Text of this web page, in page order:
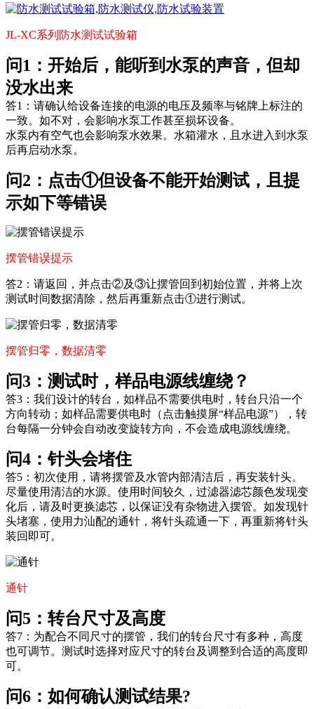
JL-XC系列防水测试试验箱
问1：开始后，能听到水泵的声音，但却
没水出来
答1：请确认给设备连接的电源的电压及频率与铭牌上标注的
一致。如不对，会影响水泵工作甚至损坏设备。
水泵内有空气也会影响泵水效果。水箱灌水，且水进入到水泵
后再启动水泵。
问2：点击①但设备不能开始测试，且提
示如下等错误
摆管错误提示
答2：请返回，并点击②及③让摆管回到初始位置，并将上次
测试时间数据清除，然后再重新点击①进行测试。
摆管归零，数据清零
问3：测试时，样品电源线缠绕？
答3：我们设计的转台，如样品不需要供电时，转台只沿一个
方向转动；如样品需要供电时（点击触摸屏“样品电源”），转
台每隔一分钟会自动改变旋转方向，不会造成电源线缠绕。
问4：针头会堵住
答5：初次使用，请将摆管及水管内部清洁后，再安装针头。
尽量使用清洁的水源。使用时间较久，过滤器滤芯颜色发现变
化后，请及时更换滤芯，以保证没有杂物进入摆管。如发现针
头堵塞，使用力汕配的通针，将针头疏通一下，再重新将针头
装回即可。
通针
问5：转台尺寸及高度
答7：为配合不同尺寸的摆管，我们的转台尺寸有多种，高度
也可调节。测试时选择对应尺寸的转台及调整到合适的高度即
可。
问6：如何确认测试结果?